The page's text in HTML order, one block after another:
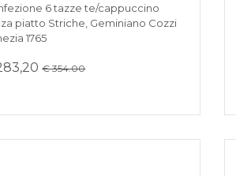
6 tazze te/cappuccino
piatto Striche, Geminiano Cozzi
1765
€ 354.00